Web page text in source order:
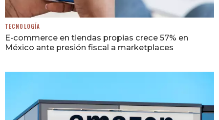
TECNOLOGÍA
E-commerce en tiendas propias crece 57% en
México ante presión fiscal a marketplaces